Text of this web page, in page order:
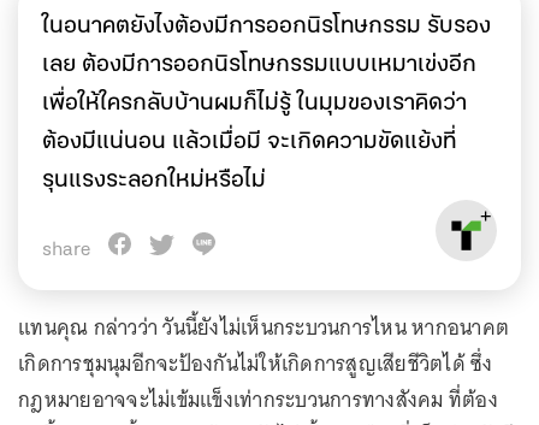
ในอนาคตยังไงต้องมีการออกนิรโทษกรรม รับรอง
เลย ต้องมีการออกนิรโทษกรรมแบบเหมาเข่งอีก
เพื่อให้ใครกลับบ้านผมก็ไม่รู้ ในมุมของเราคิดว่า
ต้องมีแน่นอน แล้วเมื่อมี จะเกิดความขัดแย้งที่
รุนแรงระลอกใหม่หรือไม่
share
แทนคุณ กล่าวว่า วันนี้ยังไม่เห็นกระบวนการไหน หากอนาคต
เกิดการชุมนุมอีกจะป้องกันไม่ให้เกิดการสูญเสียชีวิตได้ ซึ่ง
กฎหมายอาจจะไม่เข้มแข็งเท่ากระบวนการทางสังคม ที่ต้อง